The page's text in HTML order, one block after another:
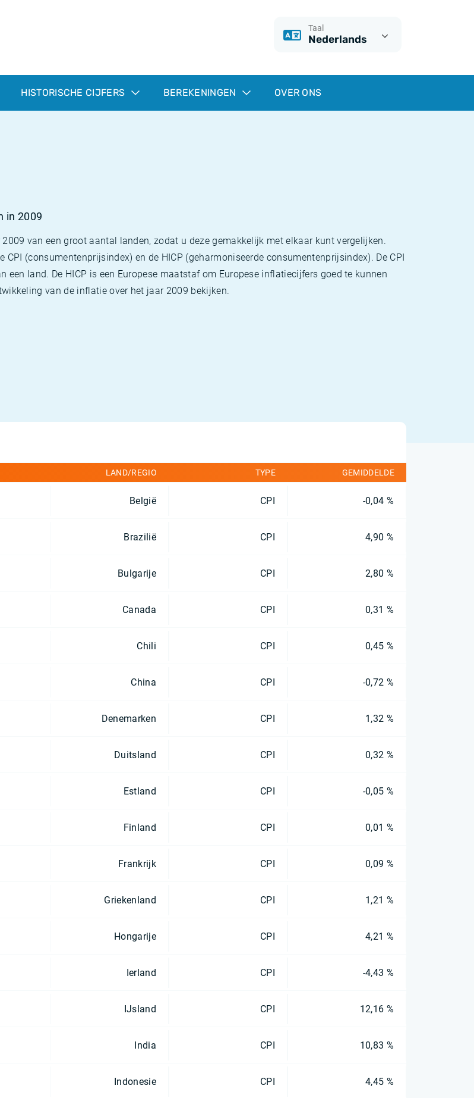
Taal
Nederlands
HISTORISCHE CIJFERS BEREKENINGEN OVER ONS
in 2009
van een groot aantal landen, zodat u deze gemakkelijk met elkaar kunt vergelijken.
(consumentenprijsindex) en de HICP (geharmoniseerde consumentenprijsindex). De CPI
land. De HICP is een Europese maatstaf om Europese inflatiecijfers goed te kunnen
van de inflatie over het jaar 2009 bekijken.
LAND/REGIO TYPE GEMIDDELDE
België CPI -0,04 %
Brazilië CPI 4,90 %
Bulgarije CPI 2,80 %
Canada CPI 0,31 %
Chili CPI 0,45 %
China CPI -0,72 %
Denemarken CPI 1,32 %
Duitsland CPI 0,32 %
Estland CPI -0,05 %
Finland CPI 0,01 %
Frankrijk CPI 0,09 %
Griekenland CPI 1,21 %
Hongarije CPI 4,21 %
Ierland CPI -4,43 %
IJsland CPI 12,16 %
India CPI 10,83 %
Indonesie CPI 4,45 %